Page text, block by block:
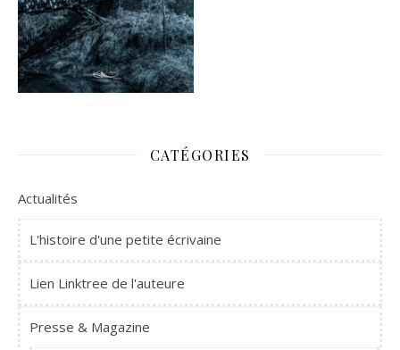
CATÉGORIES
Actualités
L'histoire d'une petite écrivaine
Lien Linktree de l'auteure
Presse & Magazine